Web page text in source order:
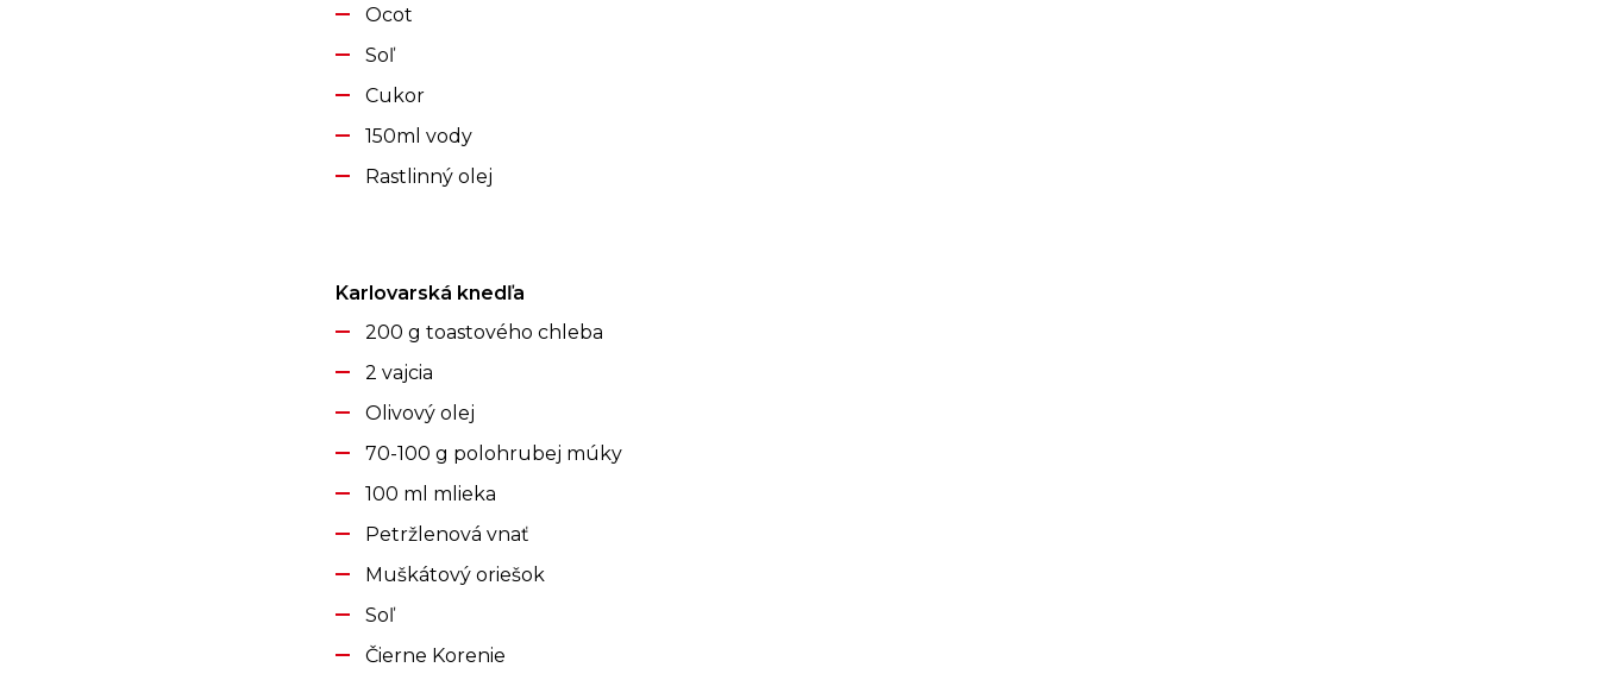
Ocot
Soľ
Cukor
150ml vody
Rastlinný olej
Karlovarská knedľa
200 g toastového chleba
2 vajcia
Olivový olej
70-100 g polohrubej múky
100 ml mlieka
Petržlenová vnať
Muškátový oriešok
Soľ
Čierne Korenie